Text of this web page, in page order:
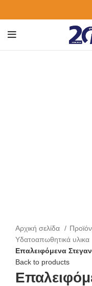
Αρχική σελίδα
Υδατοαπωθητικά υλικα
Επαλειφόμενα
Back to products